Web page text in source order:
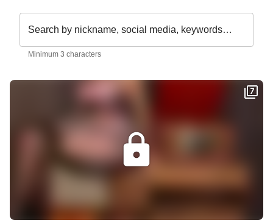
Search by nickname, social media, keywords…
Minimum 3 characters